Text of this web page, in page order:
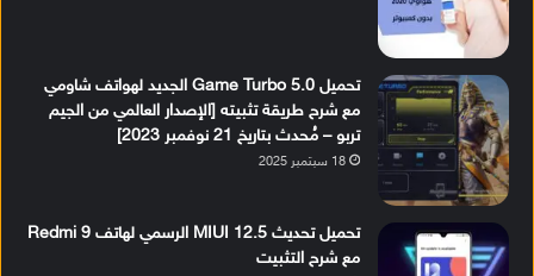
تحميل Game Turbo 5.0 الجديد لهواتف شاومي
مع شرح طريقة تثبيته [الإصدار العالمي من الجيم
تربو – مُحدث بتاريخ 21 نوفمبر 2023]
18 سبتمبر 2025
تحميل تحديث MIUI 12.5 الرسمي لهاتف Redmi 9
مع شرح التثبيت